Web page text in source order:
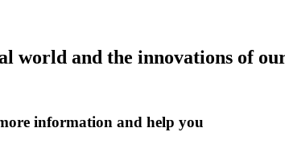
world and the innovations of
information and help you